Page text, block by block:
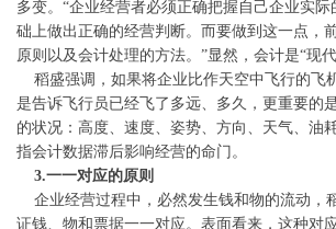
多变。“企业经营者必须正确把握自己企业实
础上做出正确的经营判断。而要做到这一点，
原则以及会计处理的方法。”显然，会计是“现代
稻盛强调，如果将企业比作天空中飞行的飞
是告诉飞行员已经飞了多远、多久，更重要的
的状况：高度、速度、姿势、方向、天气、油
指会计数据滞后影响经营的命门。
3.一一对应的原则
企业经营过程中，必然发生钱和物的流动，
证钱、物和票据一一对应。表面看来，这种对